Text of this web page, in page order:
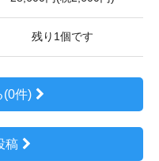
残り1個です
(0件)
稿